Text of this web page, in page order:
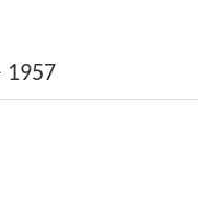
1957